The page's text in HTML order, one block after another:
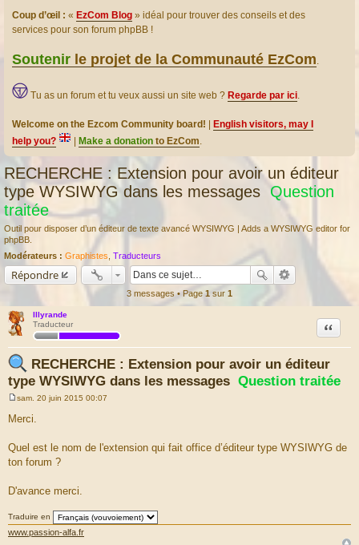
Coup d’œil : « EzCom Blog » idéal pour trouver des conseils et des
services pour son forum phpBB !
Soutenir le projet de la Communauté EzCom.
Tu as un forum et tu veux aussi un site web ? Regarde par ici.
Welcome on the Ezcom Community board!
English visitors, may I
help you?
Make a donation to EzCom.
RECHERCHE : Extension pour avoir un éditeur
type WYSIWYG dans les messages Question
traitée
Outil pour disposer d’un éditeur de texte avancé WYSIWYG | Adds a WYSIWYG editor for
phpBB.
Modérateurs : Graphistes Traducteurs
Répondre
3 messages • Page 1 sur 1
Illyrande
Traducteur
RECHERCHE : Extension pour avoir un éditeur
type WYSIWYG dans les messages Question traitée
Citation
s
g
e
sam. 20 juin 2015 00:07
Merci.
Quel est le nom de l'extension qui fait office d’éditeur type WYSIWYG de
ton forum ?
D'avance merci.
Traduire en
www.passion-alfa.fr